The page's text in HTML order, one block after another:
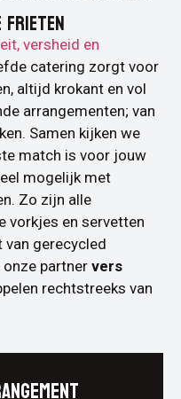
versheid en
catering zorgt voor
altijd krokant en vol
arrangementen; van
Samen kijken we
match is voor jouw
mogelijk met
Zo zijn alle
vorkjes en servetten
van gerecycled
partner vers
rechtstreeks van